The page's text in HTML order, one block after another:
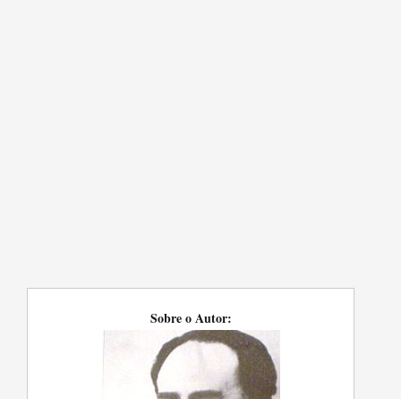
Sobre o Autor: